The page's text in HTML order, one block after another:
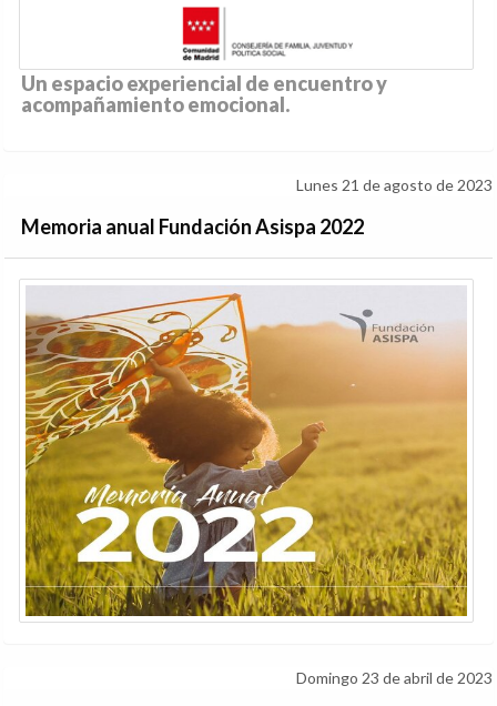
Un espacio experiencial de encuentro y
acompañamiento emocional.
Lunes 21 de agosto de 2023
Memoria anual Fundación Asispa 2022
Domingo 23 de abril de 2023